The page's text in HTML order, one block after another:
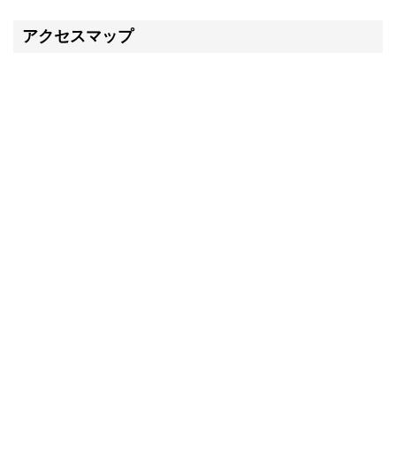
アクセスマップ